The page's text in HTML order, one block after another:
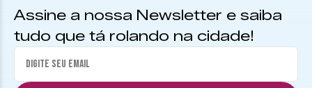
Assine a nossa Newsletter e saiba
tudo que tá rolando na cidade!